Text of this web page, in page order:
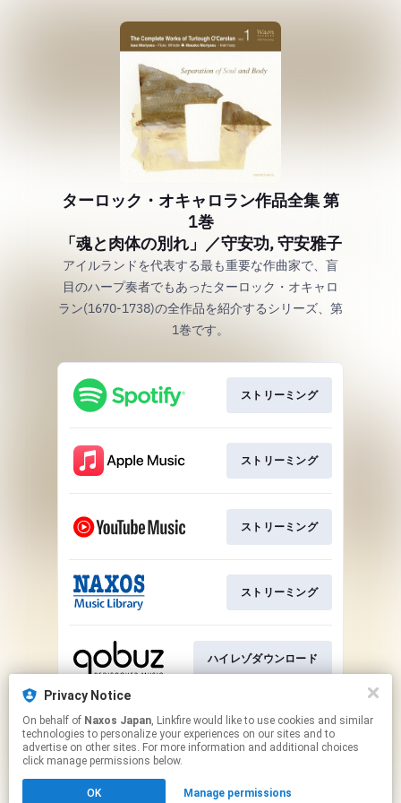
ターロック・オキャロラン作品全集 第
1巻
「魂と肉体の別れ」／守安功, 守安雅子
アイルランドを代表する最も重要な作曲家で、盲
目のハープ奏者でもあったターロック・オキャロ
ラン(1670-1738)の全作品を紹介するシリーズ、第
1巻です。
ストリーミング
ストリーミング
ストリーミング
ストリーミング
ハイレゾダウンロード
ハイレゾダウンロード
Privacy Notice
On behalf of Naxos Japan, Linkfire would like to use cookies and similar
technologies to personalize your experiences on our sites and to
advertise on other sites. For more information and additional choices
click manage permissions below.
OK Manage permissions